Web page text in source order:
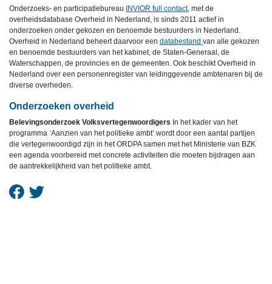
Onderzoeks- en participatiebureau INVIOR full contact, met de
overheidsdatabase Overheid in Nederland, is sinds 2011 actief in
onderzoeken onder gekozen en benoemde bestuurders in Nederland.
Overheid in Nederland beheert daarvoor een databestand van alle gekozen
en benoemde bestuurders van het kabinet, de Staten-Generaal, de
Waterschappen, de provincies en de gemeenten. Ook beschikt Overheid in
Nederland over een personenregister van leidinggevende ambtenaren bij de
diverse overheden.
Onderzoeken overheid
Belevingsonderzoek Volksvertegenwoordigers In het kader van het
programma ‘Aanzien van het politieke ambt’ wordt door een aantal partijen
die vertegenwoordigd zijn in het ORDPA samen met het Ministerie van BZK
een agenda voorbereid met concrete activiteiten die moeten bijdragen aan
de aantrekkelijkheid van het politieke ambt.